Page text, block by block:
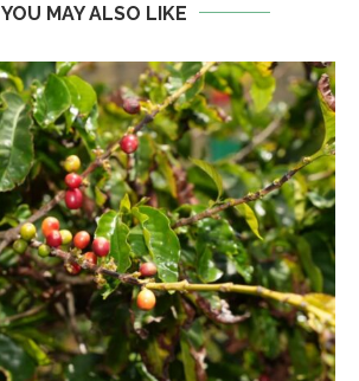
YOU MAY ALSO LIKE